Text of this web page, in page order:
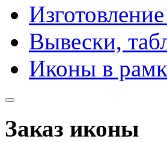
Вывески,
Иконы в
Заказ иконы